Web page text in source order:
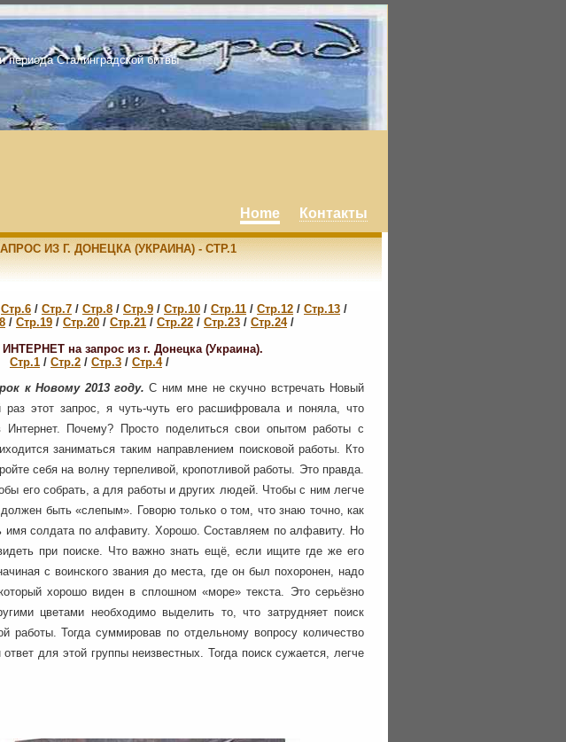
периода Сталинградской битвы
Home Контакты
ИЗ Г. ДОНЕЦКА (УКРАИНА) - СТР.1
Стр.6 / Стр.7 / Стр.8 / Стр.9 / Стр.10 / Стр.11 / Стр.12 / Стр.13 /
/ Стр.19 / Стр.20 / Стр.21 / Стр.22 / Стр.23 / Стр.24/
на запрос из г. Донецка (Украина).
Стр.1 / Стр.2 / Стр.3 / Стр.4/
к Новому 2013 году.С ним мне не скучно встречать Новый
этот запрос, я чуть-чуть его расшифровала и поняла, что
Интернет. Почему? Просто поделиться свои опытом работы с
заниматься таким направлением поисковой работы. Кто
себя на волну терпеливой, кропотливой работы. Это правда.
его собрать, а для работы и других людей. Чтобы с ним легче
быть «слепым». Говорю только о том, что знаю точно, как
имя солдата по алфавиту. Хорошо. Составляем по алфавиту. Но
при поиске. Что важно знать ещё, если ищите где же его
с воинского звания до места, где он был похоронен, надо
хорошо виден в сплошном «море» текста. Это серьёзно
цветами необходимо выделить то, что затрудняет поиск
работы. Тогда суммировав по отдельному вопросу количество
для этой группы неизвестных. Тогда поиск сужается, легче